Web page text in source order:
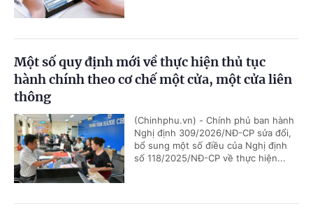
Một số quy định mới về thực hiện thủ tục
hành chính theo cơ chế một cửa, một cửa liên
thông
(Chinhphu.vn) - Chính phủ ban hành
Nghị định 309/2026/NĐ-CP sửa đổi,
bổ sung một số điều của Nghị định
số 118/2025/NĐ-CP về thực hiện...